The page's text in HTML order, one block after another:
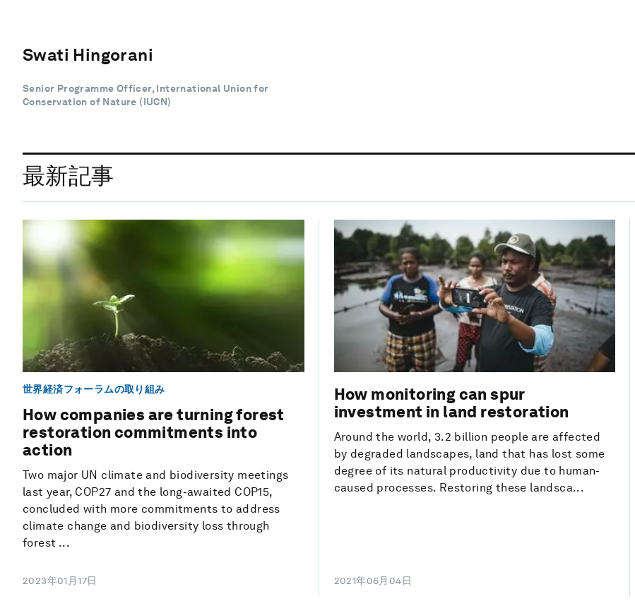
Swati Hingorani
Senior Programme Officer, International Union for
Conservation of Nature (IUCN)
最新記事
世界経済フォーラムの取り組み
How companies are turning forest
restoration commitments into
action
Two major UN climate and biodiversity meetings
last year, COP27 and the long-awaited COP15,
concluded with more commitments to address
climate change and biodiversity loss through
forest ...
2023年01月17日
How monitoring can spur
investment in land restoration
Around the world, 3.2 billion people are affected
by degraded landscapes, land that has lost some
degree of its natural productivity due to human-
caused processes. Restoring these landsca...
2021年06月04日